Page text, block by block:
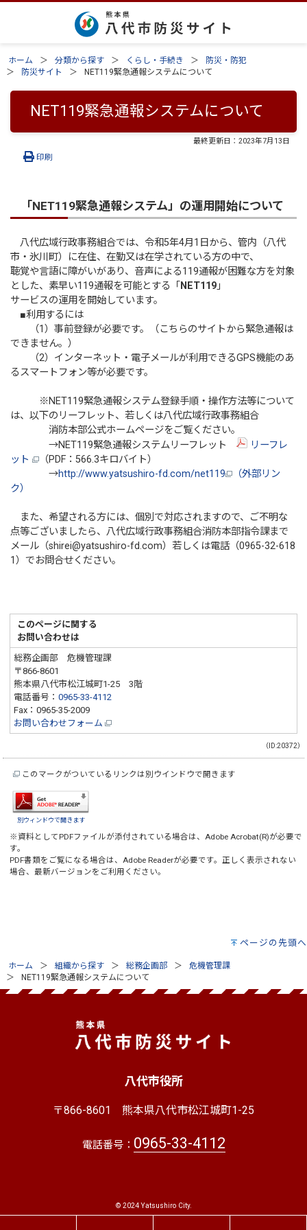
ホーム 分類から探す くらし・手続き
防災・防犯
防災サイト
NET119緊急通報システムについて
NET119緊急通報システムについて
最終更新日： 2023年7月13日
印刷
「NET119緊急通報システム 」の運用開始について
八代広域行政事務組合では、令和5年4月1日から、管内（八代
市・氷川町）に在住、在勤又は在学されている方の中で、
聴覚や言語に障がいがあり、音声による119通報が困難な方を対象
とした、素早い119通報を可能とする「 NET119 」
サービスの運用を開始しています。
■利用するには
（1）事前登録が必要です。（こちらのサイトから緊急通報は
できません。）
（2）インターネット・電子メールが利用できるGPS機能のあ
るスマートフォン等が必要です。
※NET119緊急通報システム登録手順・操作方法等について
は、以下のリーフレット、若しくは八代広域行政事務組合
消防本部公式ホームページをご覧ください。
→NET119緊急通報システムリーフレット
リーフレ
ット
（PDF：566.3キロバイト）
→http://www.yatsushiro-fd.com/net119
（外部リン
ク）
また、希望される方には、個別で対応されますので、ご不明な
点等ございましたら、八代広域行政事務組合消防本部指令課まで
メール（shirei@yatsushiro-fd.com）若しくは電話（0965-32-618
1）でお問合せください。
このページに関する
お問い合わせは
総務企画部 危機管理課
〒866-8601
熊本県八代市松江城町1-25 3階
電話番号：0965-33-4112
Fax：0965-35-2009
お問い合わせフォーム
（ID:20372）
このマークがついているリンクは別ウインドウで開きます
別ウィンドウで開きます
※資料としてPDFファイルが添付されている場合は、Adobe Acrobat(R)が必要で
す。
PDF書類をご覧になる場合は、Adobe Readerが必要です。正しく表示されない
場合、最新バージョンをご利用ください。
ページの先頭へ
ホーム 組織から探す 総務企画部
危機管理課
NET119緊急通報システムについて
八代市役所
〒866-8601 熊本県八代市松江城町1-25
電話番号： 0965-33-4112
© 2024 Yatsushiro City.